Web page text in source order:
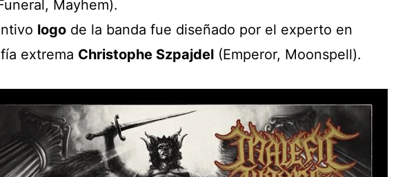
Mayhem).
logo de la banda fue diseñado por el experto en
extrema Christophe Szpajdel (Emperor, Moonspell).